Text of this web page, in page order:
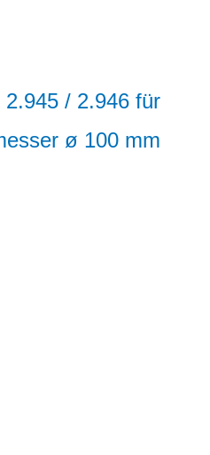
/ 2.946 für
ø 100 mm